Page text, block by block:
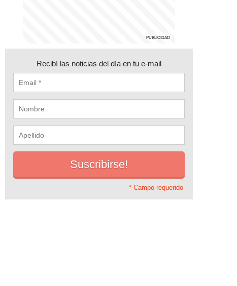
Recibí las noticias del día en tu e-mail
* Campo requerido